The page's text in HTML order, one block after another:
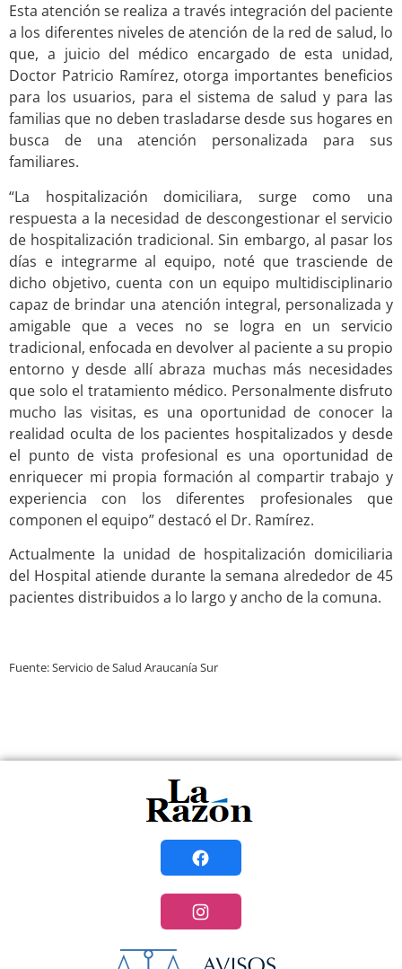
Esta atención se realiza a través integración del paciente
a los diferentes niveles de atención de la red de salud, lo
que, a juicio del médico encargado de esta unidad,
Doctor Patricio Ramírez, otorga importantes beneficios
para los usuarios, para el sistema de salud y para las
familias que no deben trasladarse desde sus hogares en
busca de una atención personalizada para sus
familiares.
“La hospitalización domiciliara, surge como una
respuesta a la necesidad de descongestionar el servicio
de hospitalización tradicional. Sin embargo, al pasar los
días e integrarme al equipo, noté que trasciende de
dicho objetivo, cuenta con un equipo multidisciplinario
capaz de brindar una atención integral, personalizada y
amigable que a veces no se logra en un servicio
tradicional, enfocada en devolver al paciente a su propio
entorno y desde allí abraza muchas más necesidades
que solo el tratamiento médico. Personalmente disfruto
mucho las visitas, es una oportunidad de conocer la
realidad oculta de los pacientes hospitalizados y desde
el punto de vista profesional es una oportunidad de
enriquecer mi propia formación al compartir trabajo y
experiencia con los diferentes profesionales que
componen el equipo” destacó el Dr. Ramírez.
Actualmente la unidad de hospitalización domiciliaria
del Hospital atiende durante la semana alrededor de 45
pacientes distribuidos a lo largo y ancho de la comuna.
Fuente: Servicio de Salud Araucanía Sur